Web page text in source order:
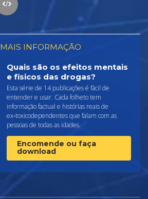
MAIS INFORMAÇÃO
Quais são os efeitos mentais
e físicos das drogas?
Esta série de 14 publicações é fácil de
entender e usar. Cada folheto tem
informação factual e histórias reais de
ex‑toxicodependentes que falam com as
pessoas de todas as idades.
Encomende ou faça
download